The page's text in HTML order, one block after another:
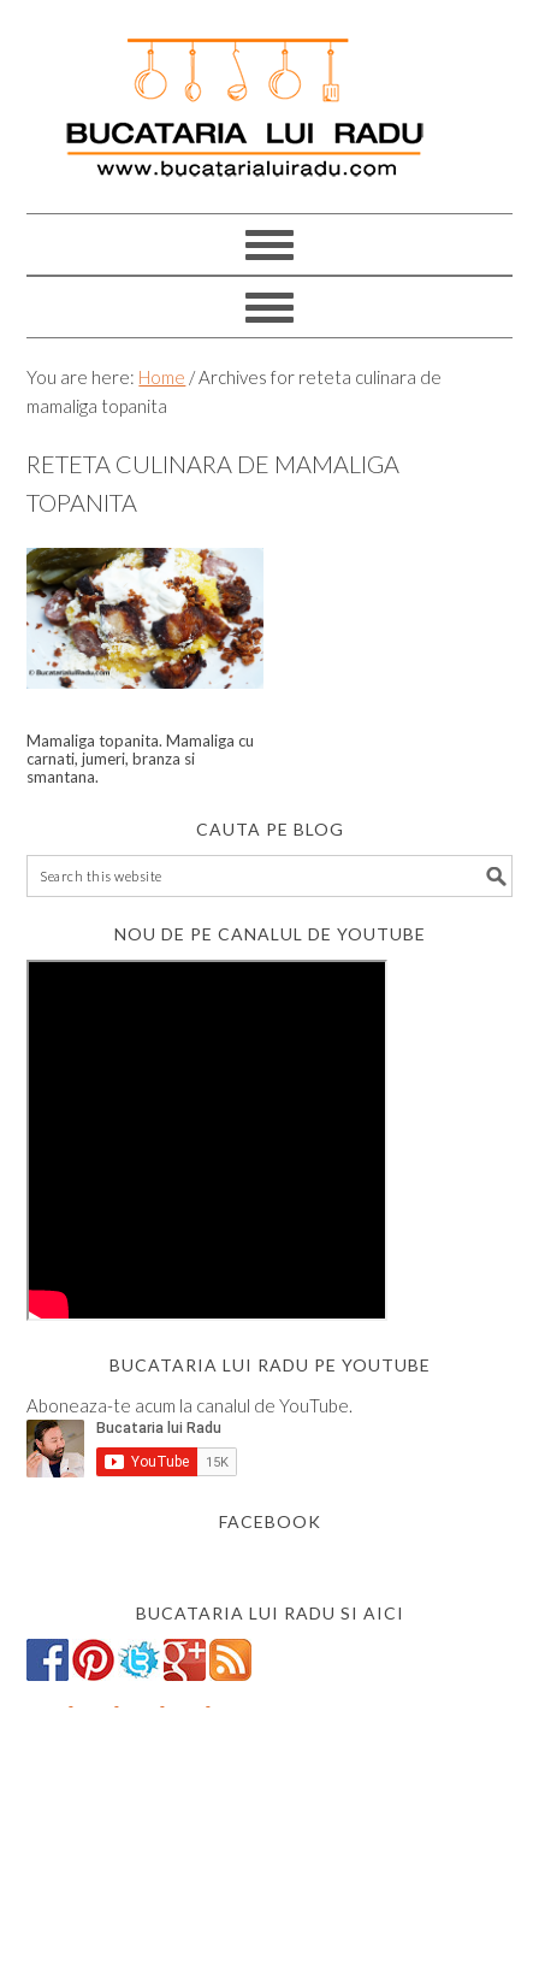
You are here: Home /Archives for reteta culinara de
mamaliga topanita
RETETA CULINARA DE MAMALIGA
TOPANITA
Mamaliga topanita. Mamaliga cu
carnati, jumeri, branza si
smantana.
CAUTA PE BLOG
NOU DE PE CANALUL DE YOUTUBE
BUCATARIA LUI RADU PE YOUTUBE
Aboneaza-te acum la canalul de YouTube.
FACEBOOK
BUCATARIA LUI RADU SI AICI